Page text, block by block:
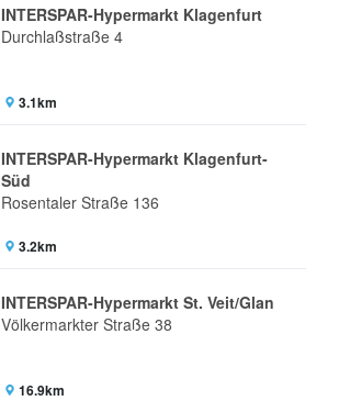
INTERSPAR-Hypermarkt Klagenfurt
Durchlaßstraße 4
3.1km
INTERSPAR-Hypermarkt Klagenfurt-
Süd
Rosentaler Straße 136
3.2km
INTERSPAR-Hypermarkt St. Veit/Glan
Völkermarkter Straße 38
16.9km